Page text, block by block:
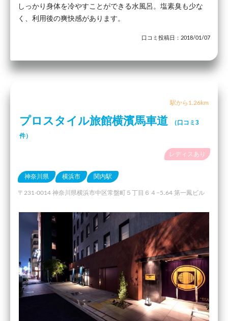
しっかり身体を冷やすことができる水風呂。塩素臭も少な
く、利用後の爽快感があります。
口コミ投稿日：2018/01/07
駅から1.26km
プロスタイル旅館横濱馬車道
（口コミ3
件）
レディスあり
神奈川県 横浜市 関内駅
〒231-0014 神奈川県横浜市中区常盤町５丁目６４−5₋64 第一鳳ビル